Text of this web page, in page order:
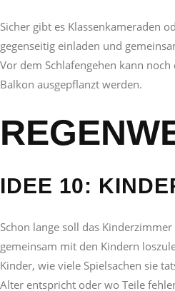
Sicher gibt es Klassenkameraden
gegenseitig einladen und
Vor dem Schlafengehen kann
Balkon ausgepflanzt werden.
IDEE 10:
Schon lange soll das
gemeinsam mit den Kindern
Kinder, wie viele Spielsachen sie
Alter entspricht oder wo Teile